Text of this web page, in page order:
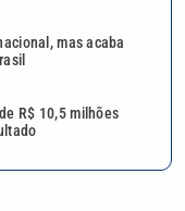
mas acaba
R$ 10,5 milhões